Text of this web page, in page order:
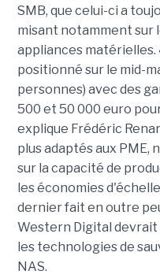
SMB, que celui-ci a
misant notamment sur
appliances
positionné sur le mid-
personnes) avec des
500 et 50 000 euro
explique Frédéric
plus adaptés aux PME,
sur la capacité de
les économies
dernier fait en outre
Western Digital
les technologies de
NAS.